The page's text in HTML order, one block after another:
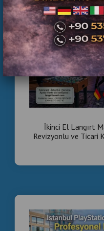
Langırt
Langırt masası
para
yeni veya
teknik
fiyatlı ve ekonomik bir
tarafından
rod
İkinci El Langırt
Revizyonlu ve Ticari